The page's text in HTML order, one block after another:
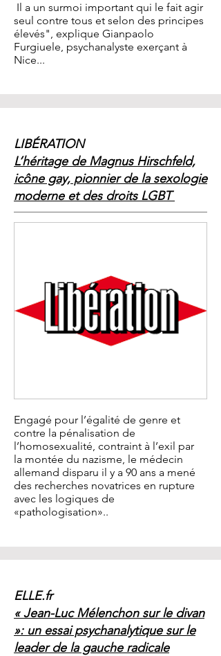
Il a un surmoi important qui le fait agir
seul contre tous et selon des principes
élevés", explique Gianpaolo
Furgiuele, psychanalyste exerçant à
Nice...
LIBÉRATION
L’héritage de Magnus Hirschfeld,
icône gay, pionnier de la sexologie
moderne et des droits LGBT
Engagé pour l’égalité de genre et
contre la pénalisation de
l’homosexualité, contraint à l’exil par
la montée du nazisme, le médecin
allemand disparu il y a 90 ans a mené
des recherches novatrices en rupture
avec les logiques de
«pathologisation»..
ELLE.fr
« Jean-Luc Mélenchon sur le divan
»: un essai psychanalytique sur le
leader de la gauche radicale